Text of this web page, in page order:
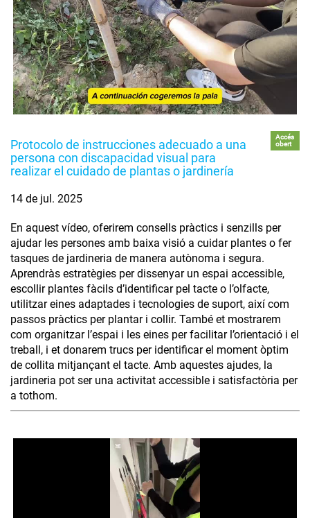
Protocolo de instrucciones adecuado a una
persona con discapacidad visual para
realizar el cuidado de plantas o jardinería
Accés
obert
14 de jul. 2025
En aquest vídeo, oferirem consells pràctics i senzills per
ajudar les persones amb baixa visió a cuidar plantes o fer
tasques de jardineria de manera autònoma i segura.
Aprendràs estratègies per dissenyar un espai accessible,
escollir plantes fàcils d’identificar pel tacte o l’olfacte,
utilitzar eines adaptades i tecnologies de suport, així com
passos pràctics per plantar i collir. També et mostrarem
com organitzar l’espai i les eines per facilitar l’orientació i el
treball, i et donarem trucs per identificar el moment òptim
de collita mitjançant el tacte. Amb aquestes ajudes, la
jardineria pot ser una activitat accessible i satisfactòria per
a tothom.